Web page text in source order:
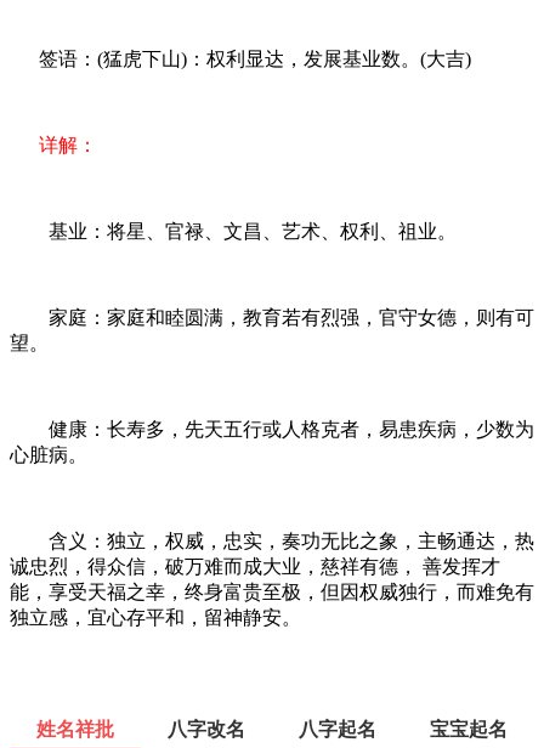
签语：(猛虎下山)：权利显达，发展基业数。(大吉)
详解：
基业：将星、官禄、文昌、艺术、权利、祖业。
家庭：家庭和睦圆满，教育若有烈强，官守女德，则有可
望。
健康：长寿多，先天五行或人格克者，易患疾病，少数为
心脏病。
含义：独立，权威，忠实，奏功无比之象，主畅通达，热
诚忠烈，得众信，破万难而成大业，慈祥有德， 善发挥才
能，享受天福之幸，终身富贵至极，但因权威独行，而难免有
独立感，宜心存平和，留神静安。
姓名祥批 八字改名 八字起名 宝宝起名